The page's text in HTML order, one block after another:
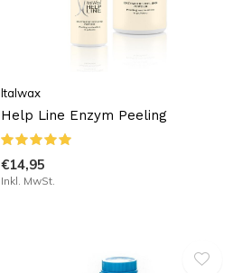
Italwax
Help Line Enzym Peeling
€14,95
Inkl. MwSt.